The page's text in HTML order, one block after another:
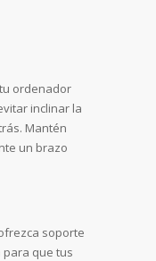
ordenador
inclinar la
Mantén
un brazo
soporte
para que tus